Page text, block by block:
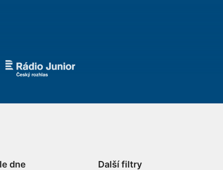
dne Další filtry